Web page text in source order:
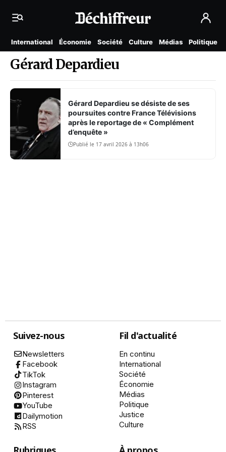
International Économie Société Culture Médias Politique
Gérard Depardieu
Gérard Depardieu se désiste de ses
poursuites contre France Télévisions
après le reportage de « Complément
d’enquête »
Publié le 17 avril 2026 à 13h06
Suivez-nous
Newsletters
Facebook
TikTok
Instagram
Pinterest
YouTube
Dailymotion
RSS
Fil d'actualité
En continu
International
Société
Économie
Médias
Politique
Justice
Culture